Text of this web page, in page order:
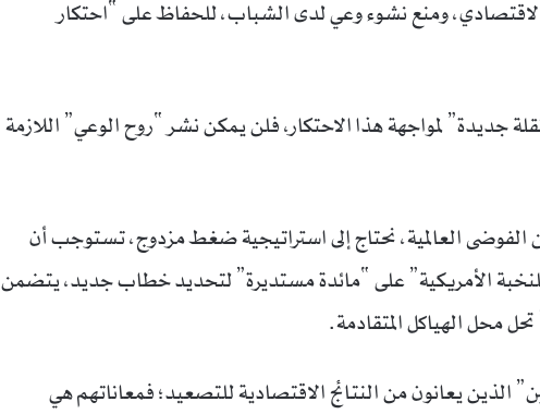
ومنع نشوء وعي لدى الشباب، للحفاظ على “احتكار
جديدة” لمواجهة هذا الاحتكار، فلن يمكن نشر “روح الوعي” اللازمة
العالمية، نحتاج إلى استراتيجية ضغط مزدوج، تستوجب أن
للنخبة الأمريكية” على “مائدة مستديرة” لتحديد خطاب جديد، يتضمن
محل الهياكل المتقادمة.
الذين يعانون من النتائج الاقتصادية للتصعيد؛ فمعاناتهم هي